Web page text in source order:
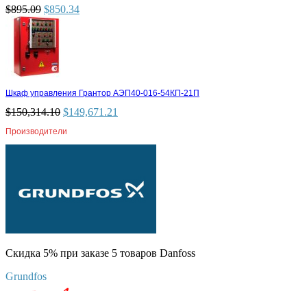
$895.09 $850.34
Шкаф управления Грантор АЭП40-016-54КП-21П
$150,314.10 $149,671.21
Производители
Скидка 5% при заказе 5 товаров Danfoss
Grundfos